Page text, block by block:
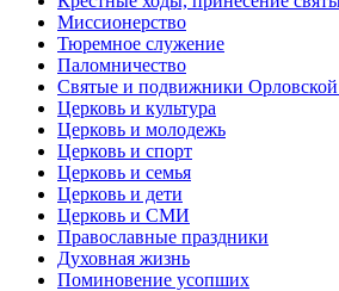
Миссионерство
Тюремное служение
Паломничество
Святые и подвижники Орловской
Церковь и культура
Церковь и молодежь
Церковь и спорт
Церковь и семья
Церковь и дети
Церковь и СМИ
Православные праздники
Духовная жизнь
Поминовение усопших